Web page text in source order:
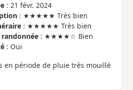
: 21 févr. 2024
: ★★★★★ Très bien
: ★★★★★ Très bien
: ★★★★☆ Bien
: Oui
en période de pluie très mouillé